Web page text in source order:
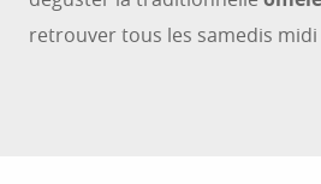
retrouver tous les samedis midi